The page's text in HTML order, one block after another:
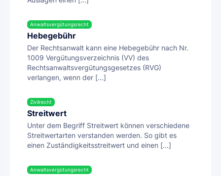
Anwaltsvergütungsrecht
Hebegebühr
Der Rechtsanwalt kann eine Hebegebühr nach Nr.
1009 Vergütungsverzeichnis (VV) des
Rechtsanwaltsvergütungsgesetzes (RVG)
verlangen, wenn der [...]
Zivilrecht
Streitwert
Unter dem Begriff Streitwert können verschiedene
Streitwertarten verstanden werden. So gibt es
einen Zuständigkeitsstreitwert und einen [...]
Anwaltsvergütungsrecht